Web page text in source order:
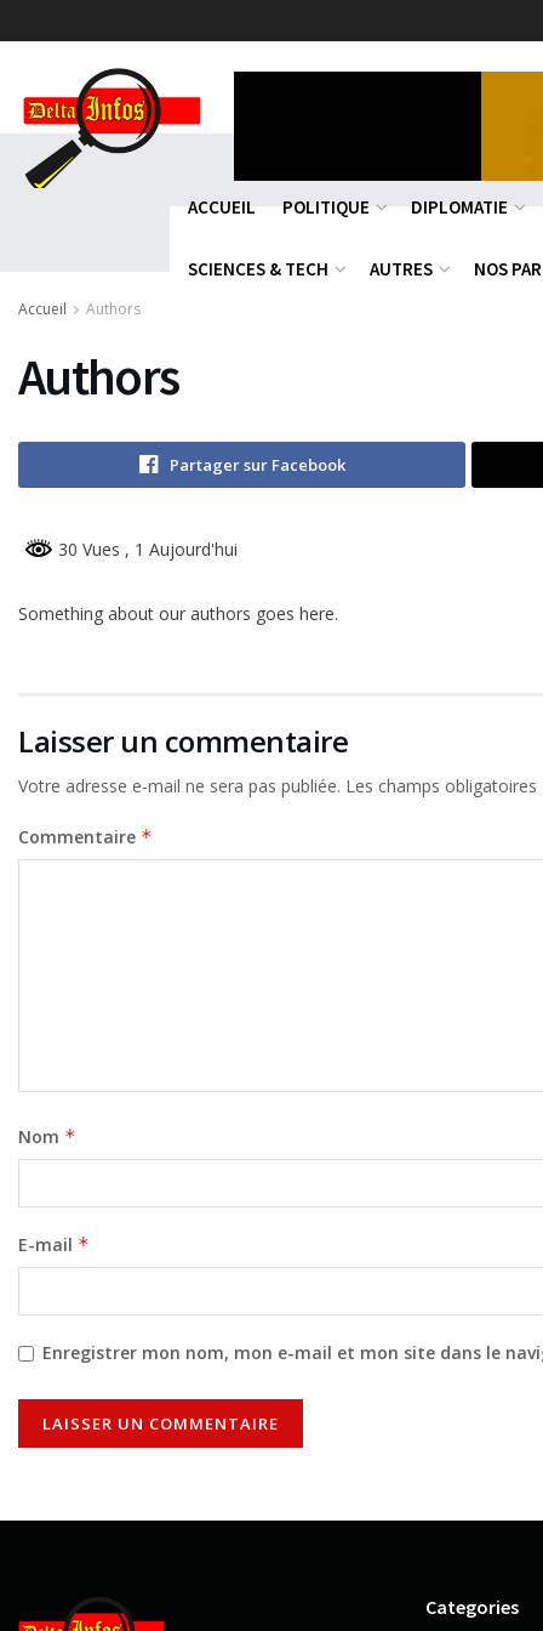
ACCUEIL POLITIQUE DIPLOMATIE
SCIENCES & TECH AUTRES NOS
Accueil Authors
Authors
Partager sur Facebook
30 Vues , 1 Aujourd'hui
Something about our authors goes here.
Laisser un commentaire
Votre adresse e-mail ne sera pas publiée. Les champs
Commentaire *
Nom *
E-mail *
Enregistrer mon nom, mon e-mail et mon site dans le
Categories